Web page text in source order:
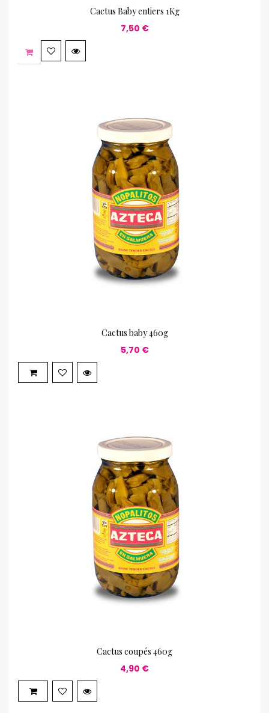
Cactus Baby entiers 1Kg
7,50 €
Cactus baby 460g
5,70 €
Cactus coupés 460g
4,90 €